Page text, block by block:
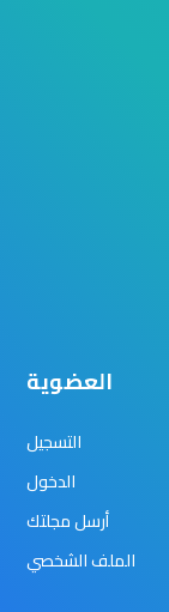
العضوية
التسجيل
الدخول
أرسل مجلتك
الملف الشخصي